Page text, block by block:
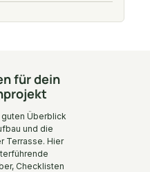
für dein
Überblick
und die
Terrasse. Hier
Checklisten